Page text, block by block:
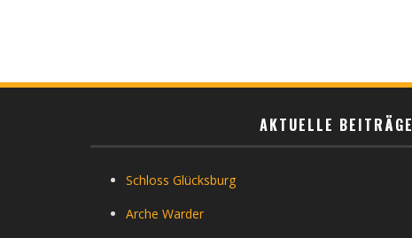
AKTUELLE BEITRÄGE
Schloss Glücksburg
Arche Warder